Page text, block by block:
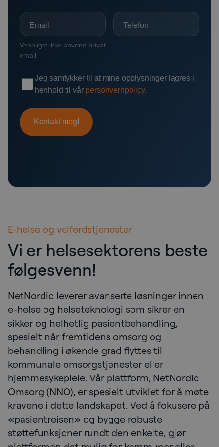
E-helse og velferdstjenester
Vi er helsesektorens beste
følgesvenn!
NetNordic leverer avanserte løsninger innen
e-helse og helseteknologi som sikrer en
sikker og helhetlig pasientbehandling,
spesielt når fremtidens omsorg og
behandling i økende grad flyttes til
kommunale omsorgstjenester eller
hjemmesykepleie. Vår plattform, NetNordic
Omsorg (NNO), er spesielt utviklet for å møte
kravene i dette landskapet. Ved å fokusere på
«pasientreisen» og bygge robuste
støttefunksjoner rundt den enkelte, gjør